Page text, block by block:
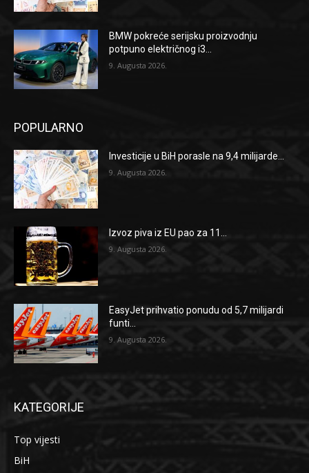
BMW pokreće serijsku proizvodnju
potpuno električnog i3...
9. Augusta 2026.
POPULARNO
Investicije u BiH porasle na 9,4 milijarde...
9. Augusta 2026.
Izvoz piva iz EU pao za 11...
9. Augusta 2026.
EasyJet prihvatio ponudu od 5,7 milijardi
funti...
9. Augusta 2026.
KATEGORIJE
Top vijesti
BiH